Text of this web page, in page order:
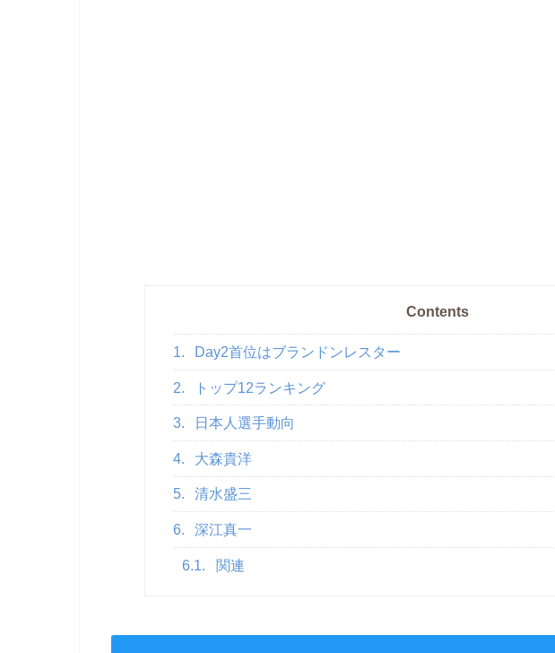
Contents
1. Day2首位はブランドンレスター
2. トップ12ランキング
3. 日本人選手動向
4. 大森貴洋
5. 清水盛三
6. 深江真一
6.1. 関連